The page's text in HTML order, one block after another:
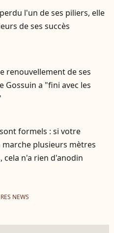
l'un de ses piliers, elle
de ses succès
renouvellement de ses
Gossuin a "fini avec les
formels : si votre
plusieurs mètres
cela n'a rien d'anodin
NEWS